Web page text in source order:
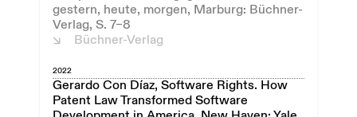
gestern, heute, morgen, Marburg: Büchner-
Verlag, S. 7–8
Büchner-Verlag
2022
Gerardo Con Díaz, Software Rights. How
Patent Law Transformed Software